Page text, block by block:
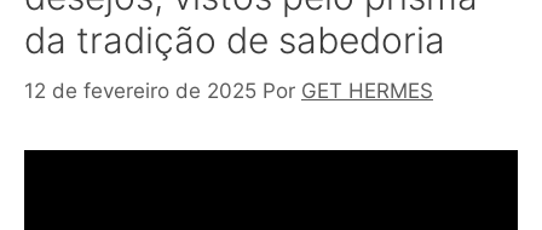
da tradição de sabedoria
12 de fevereiro de 2025 Por GET HERMES